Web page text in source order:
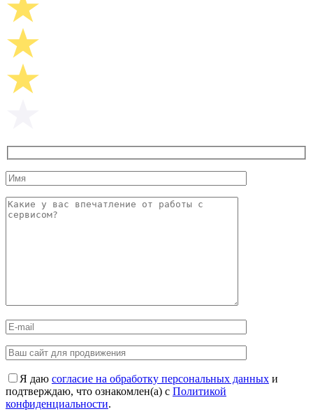
Я даю согласие на обработку персональных данных и
подтверждаю, что ознакомлен(а) с Политикой
конфиденциальности.